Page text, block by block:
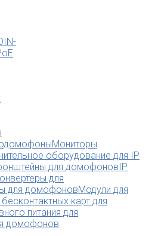
Мониторы
оборудование для IP
для домофоновIP
для
для домофоновМодули для
карт для
питания для
домофонов